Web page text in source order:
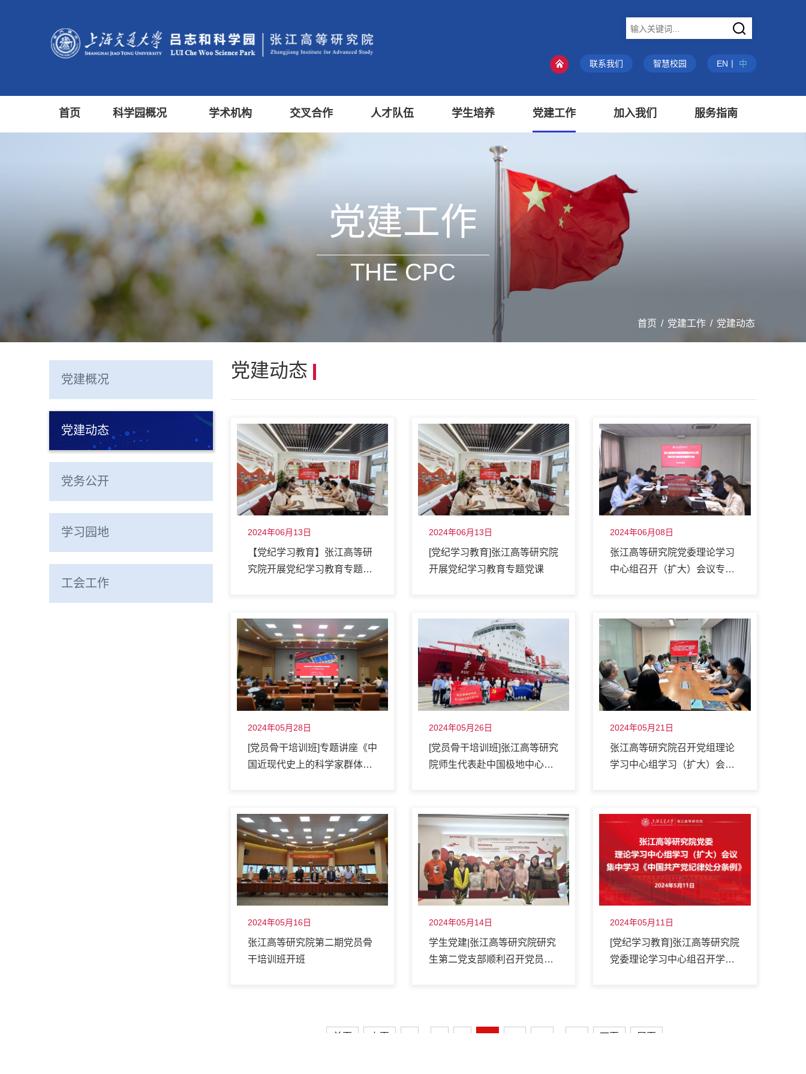
联系我们 智慧校园 EN 中
首页 科学园概况 学术机构 交叉合作 人才队伍 学生培养 党建工作 加入我们 服务指南
党建工作
THE CPC
首页 / 党建工作 / 党建动态
党建概况
党建动态
党务公开
学习园地
工会工作
党建动态
2024年06月13日
【党纪学习教育】张江高等研
究院开展党纪学习教育专题党
2024年06月13日
[党纪学习教育]张江高等研究院
开展党纪学习教育专题党课
2024年06月08日
张江高等研究院党委理论学习
中心组召开（扩大）会议专题
2024年05月28日
[党员骨干培训班]专题讲座《中
国近现代史上的科学家群体与
2024年05月26日
[党员骨干培训班]张江高等研究
院师生代表赴中国极地中心开
2024年05月21日
张江高等研究院召开党组理论
学习中心组学习（扩大）会议
2024年05月16日
张江高等研究院第二期党员骨
干培训班开班
2024年05月14日
学生党建|张江高等研究院研究
生第二党支部顺利召开党员大
2024年05月11日
[党纪学习教育]张江高等研究院
党委理论学习中心组召开学习
首页 上页 10 下页 尾页